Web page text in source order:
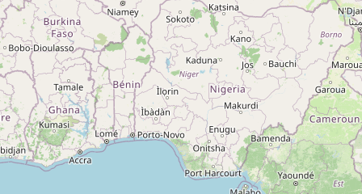
sur
sur
Qui sommes-nous ?
Actualités
Nos partenaires
Notre réseau
Nos campings
Blog
Espace revendeur